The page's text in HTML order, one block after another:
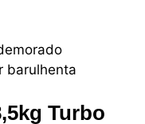
barulhenta
Turbo